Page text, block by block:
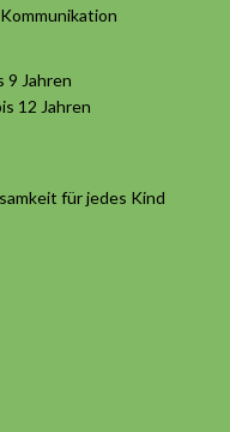
9 Jahren
12 Jahren
für jedes Kind